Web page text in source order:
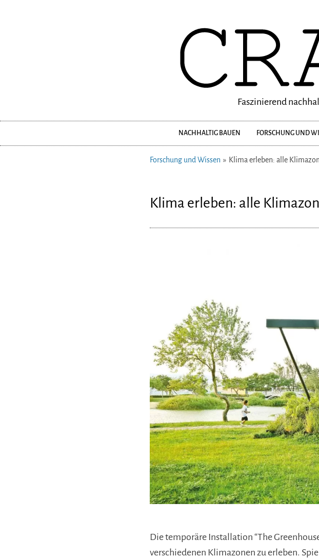
Faszinierend
überspringen
NACHHALTIG BAUEN FORSCHUNG UND
Forschung und Wissen Klima erleben: alle
Klima erleben: alle
Die temporäre Installation “The
verschiedenen Klimazonen zu erleben.